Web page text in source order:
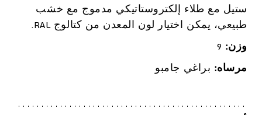
ستيل مع طلاء إلكتروستاتيكي مدموج مع خشب
طبيعي، يمكن اختيار لون المعدن من كتالوج RAL.
وزن: 9
مرساه: براغي جامبو